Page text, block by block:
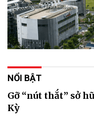
NỔI BẬT
Gỡ “nút thắt” sở
Kỳ